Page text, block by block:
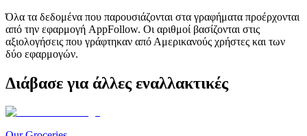
Όλα τα δεδομένα που παρουσιάζονται στα γραφήματα προέρχονται
από την εφαρμογή AppFollow. Οι αριθμοί βασίζονται στις
αξιολογήσεις που γράφτηκαν από Αμερικανούς χρήστες και των
δύο εφαρμογών.
Διάβασε για άλλες εναλλακτικές